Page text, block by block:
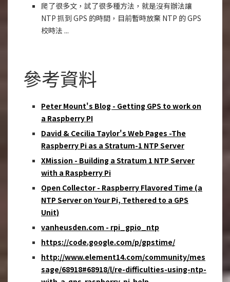
爬了很多文，試了很多種方法，就是沒有辦法讓
NTP 抓到 GPS 的時間，目前暫時放棄 NTP 的 GPS
校時法 ...
參考資料
Peter Mount's Blog - Getting GPS to work on
a Raspberry PI
David & Cecilia Taylor's Web Pages -The
Raspberry Pi as a Stratum-1 NTP Server
XMission - Building a Stratum 1 NTP Server
with a Raspberry Pi
Open Collector - Raspberry Flavored Time (a
NTP Server on Your Pi, Tethered to a GPS
Unit)
vanheusden.com - rpi_gpio_ntp
https://code.google.com/p/gpstime/
http://www.element14.com/community/mes
sage/68918#68918/l/re-difficulties-using-ntp-